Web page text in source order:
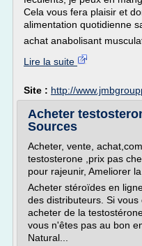
Cela vous fera plaisir et
alimentation quotidienne
achat anabolisant
Lire la suite
Site : http://
Acheter
Sources
Acheter, vente,
testosterone ,prix pas
pour rajeunir, Ameliorer
Acheter stéroïdes en
des distributeurs. Si
acheter de la
vous n'êtes pas au bon
Natural...